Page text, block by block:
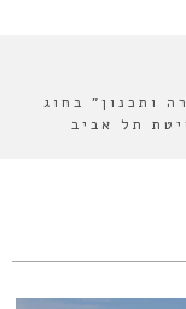
ותכנון" בחוג
תל אביב